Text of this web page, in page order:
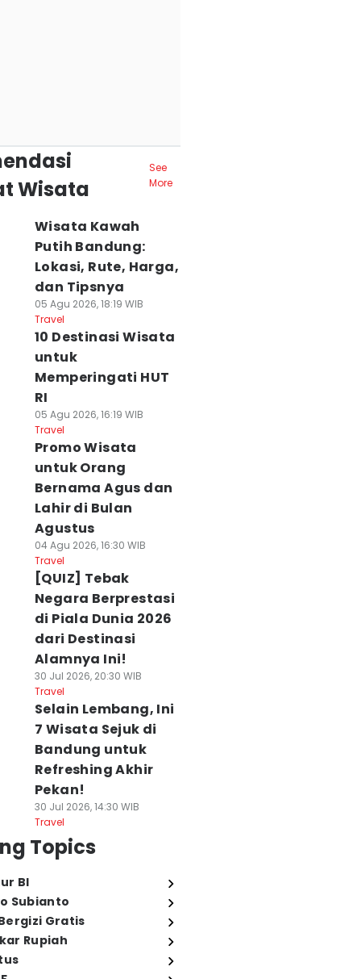
Wisata
See
More
Wisata Kawah
Putih Bandung:
Lokasi, Rute, Harga,
dan Tipsnya
05 Agu 2026, 18:19 WIB
Travel
10 Destinasi Wisata
untuk
Memperingati HUT
RI
05 Agu 2026, 16:19 WIB
Travel
Promo Wisata
untuk Orang
Bernama Agus dan
Lahir di Bulan
Agustus
04 Agu 2026, 16:30 WIB
Travel
[QUIZ] Tebak
Negara Berprestasi
di Piala Dunia 2026
dari Destinasi
Alamnya Ini!
30 Jul 2026, 20:30 WIB
Travel
Selain Lembang, Ini
7 Wisata Sejuk di
Bandung untuk
Refreshing Akhir
Pekan!
30 Jul 2026, 14:30 WIB
Travel
Topics
BI
Subianto
Gratis
Rupiah